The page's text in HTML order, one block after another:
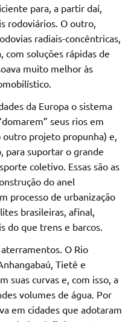
para, a partir daí,
rodoviários. O outro,
radiais-concêntricas,
com soluções rápidas de
muito melhor às
da Europa o sistema
seus rios em
projeto propunha) e,
para suportar o grande
coletivo. Essas são as
do anel
processo de urbanização
brasileiras, afinal,
do que trens e barcos.
O Rio
Tietê e
suas curvas e, com isso, a
volumes de água. Por
em cidades que adotaram